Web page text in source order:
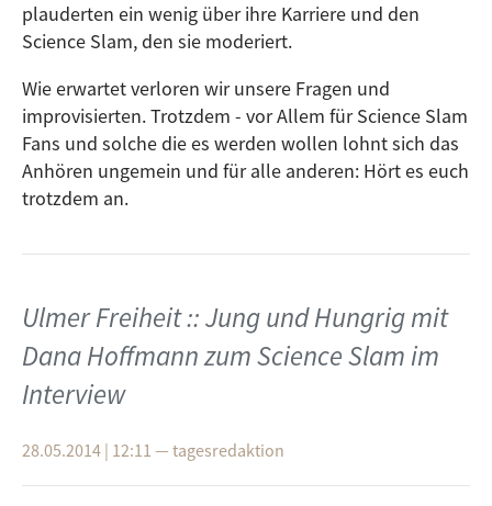
plauderten ein wenig über ihre Karriere und den
Science Slam, den sie moderiert.
Wie erwartet verloren wir unsere Fragen und
improvisierten. Trotzdem - vor Allem für Science Slam
Fans und solche die es werden wollen lohnt sich das
Anhören ungemein und für alle anderen: Hört es euch
trotzdem an.
Ulmer Freiheit :: Jung und Hungrig mit
Dana Hoffmann zum Science Slam im
Interview
28.05.2014 | 12:11 — tagesredaktion